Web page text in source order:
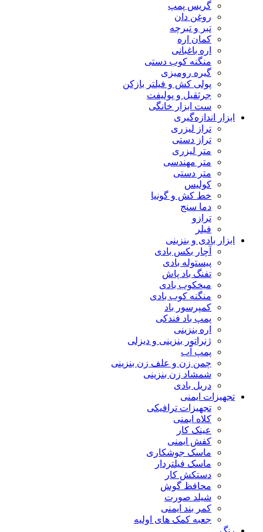
گریس پمپ
روغن دان
تبر و تبرچه
کمان اره
اره باغبانی
منگنه کوب دستی
گیره رومیزی
پولی کش و فیلتر بازکن
جرثقیل و پولیفت
ست ابزار خانگی
ابزار اندازه‌گیری
تراز لیزری
تراز دستی
متر لیزری
متر مهندسی
متر دستی
کولیس
خط کش و گونیا
دما سنج
ترازو
فیلر
ابزار بادی و بنزینی
آچار بکس بادی
پیستوله بادی
تفنگ باد پاش
میخکوب بادی
منگنه کوب بادی
کمپرسور باد
پمپ باد فندکی
اره بنزینی
ژنراتور بنزینی و دیزلی
پمپ آب
چمن زن و علف زن بنزینی
شمشاد زن بنزینی
دریل بادی
تجهیزات ایمنی
تجهیزات ترافیکی
کلاه ایمنی
عینک کار
کفش ایمنی
ماسک جوشکاری
ماسک فیلتردار
دستکش کار
محافظ گوش
شیلد صورت
کمر بند ایمنی
جعبه کمک های اولیه